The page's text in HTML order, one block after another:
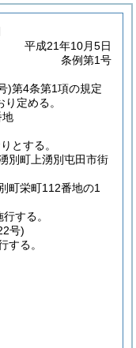
平成21年10月5日
条例第1号
)第4条第1項の規定
定める。
地
とする。
別町上湧別屯田市街
町栄町112番地の1
する。
号)
する。